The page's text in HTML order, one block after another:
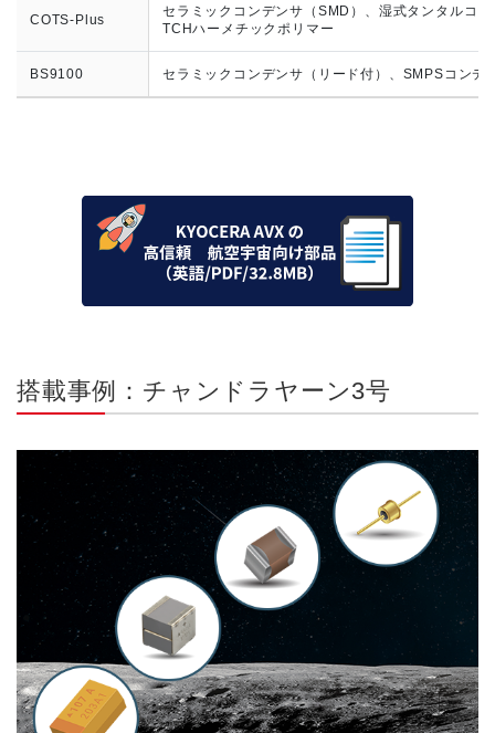
COTS-Plus
セラミックコンデンサ（SMD）、湿式タンタルコ
TCHハーメチックポリマー
BS9100 セラミックコンデンサ（リード付）、SMPSコン
搭載事例：チャンドラヤーン3号